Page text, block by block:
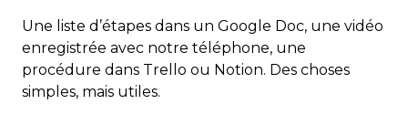
Une liste d’étapes dans un Google Doc, une vidéo
enregistrée avec notre téléphone, une
procédure dans Trello ou Notion. Des choses
simples, mais utiles.